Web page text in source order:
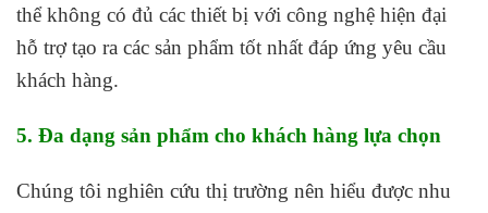
thể không có đủ các thiết bị với công nghệ hiện đại
hỗ trợ tạo ra các sản phẩm tốt nhất đáp ứng yêu cầu
khách hàng.
5. Đa dạng sản phẩm cho khách hàng lựa chọn
Chúng tôi nghiên cứu thị trường nên hiểu được nhu